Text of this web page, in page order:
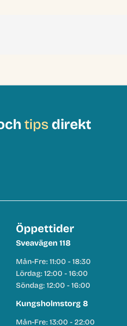
tips direkt
Öppettider
Sveavägen 118
Mån-Fre: 11:00 - 18:30
Lördag: 12:00 - 16:00
Söndag: 12:00 - 16:00
Kungsholmstorg 8
Mån-Fre: 13:00 - 22:00